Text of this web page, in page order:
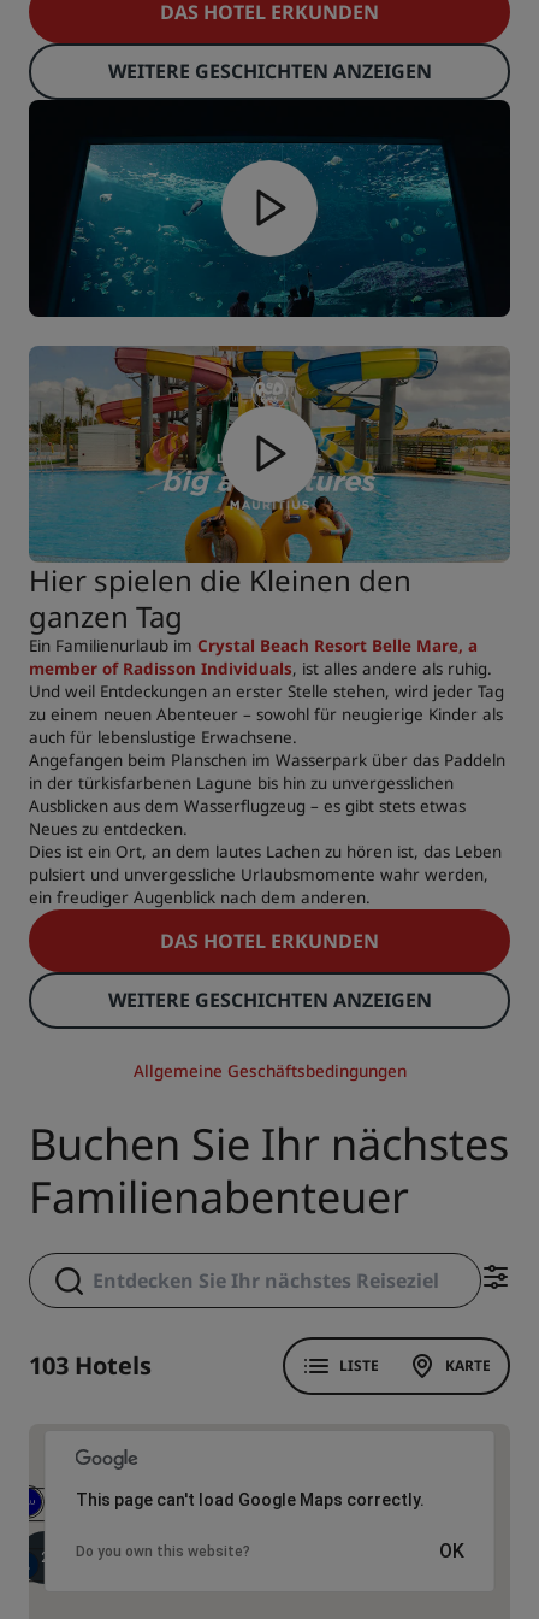
DAS HOTEL ERKUNDEN
WEITERE GESCHICHTEN ANZEIGEN
Hier spielen die Kleinen den
ganzen Tag
Ein Familienurlaub im Crystal Beach Resort Belle Mare, a
member of Radisson Individuals, ist alles andere als ruhig.
Und weil Entdeckungen an erster Stelle stehen, wird jeder Tag
zu einem neuen Abenteuer – sowohl für neugierige Kinder als
auch für lebenslustige Erwachsene.
Angefangen beim Planschen im Wasserpark über das Paddeln
in der türkisfarbenen Lagune bis hin zu unvergesslichen
Ausblicken aus dem Wasserflugzeug – es gibt stets etwas
Neues zu entdecken.
Dies ist ein Ort, an dem lautes Lachen zu hören ist, das Leben
pulsiert und unvergessliche Urlaubsmomente wahr werden,
ein freudiger Augenblick nach dem anderen.
DAS HOTEL ERKUNDEN
WEITERE GESCHICHTEN ANZEIGEN
Allgemeine Geschäftsbedingungen
Buchen Sie Ihr nächstes
Familienabenteuer
103 Hotels LISTE KARTE
2
USD 78.47
USD 97.80
This page can't load Google Maps correctly.
Do you own this website? OK